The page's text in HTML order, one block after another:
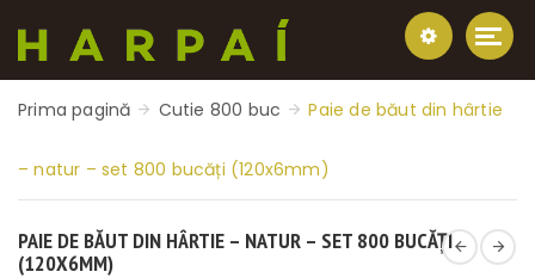
Prima pagină Cutie 800 buc Paie de băut din hârtie
– natur – set 800 bucăți (120x6mm)
PAIE DE BĂUT DIN HÂRTIE – NATUR – SET 800 BUCĂȚI
(120X6MM)